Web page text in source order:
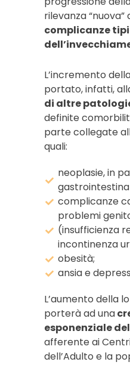
rilevanza
complicanze
L’incremento
portato, infatti,
di altre
definite
parte collegate
quali:
neoplasie, in
complicanze
problemi
(insufficienza
incontinenza
obesità;
ansia e
L’aumento della
porterà ad una
esponenziale
afferente ai
dell’Adulto e la